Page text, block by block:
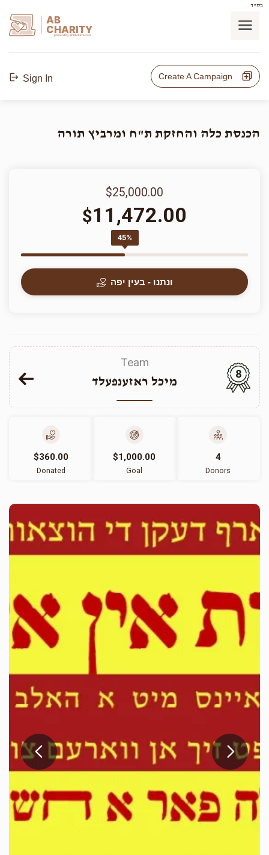
בס"ד
AB
CHARITY
powerd by ahblicklive.com
Sign In Create A Campaign
הכנסת כלה והחזקת ת"ח ומרביץ תורה
$25,000.00
$11,472.00
45%
ונתנו - בעין יפה
Team
מיכל ראזענפעלד
8
$360.00
Donated
$1,000.00
Goal
4
Donors